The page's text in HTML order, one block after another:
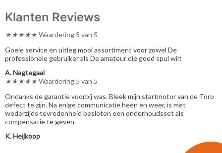
Klanten Reviews
★★★★★Waardering 5 van 5
Goeie service en uitleg mooi assortiment voor zowel De
professionele gebruiker als De amateur die goed spul wilt
A. Nagtegaal
★★★★★Waardering 5 van 5
Ondanks de garantie voorbij was. Bleek mijn startmotor van de Toro
defect te zijn. Na enige communicatie heen en weer, is met
wederzijds tevredenheid besloten een onderhoudsset als
compensatie te geven.
K. Heijkoop